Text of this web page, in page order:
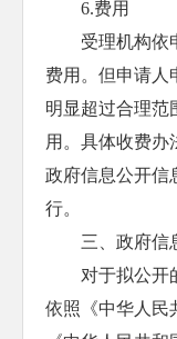
6.费用
受理机构依
费用。但申请人
明显超过合理范
用。具体收费办
政府信息公开信
行。
三、政府信
对于拟公开
依照《中华人民